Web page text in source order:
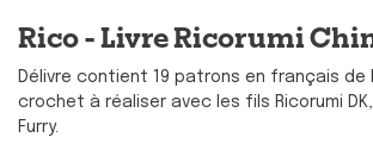
Rico - Livre Ricorumi
Délivre contient 19 patrons en français de
crochet à réaliser avec les fils Ricorumi DK,
Furry.